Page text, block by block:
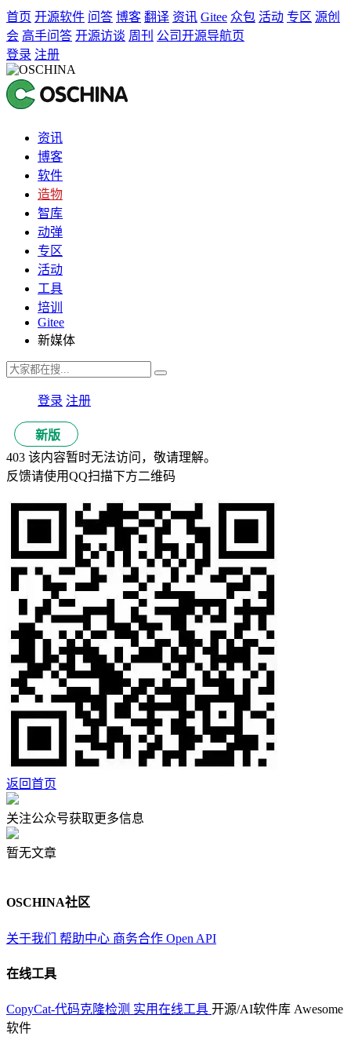
首页 开源软件 问答 博客 翻译 资讯 Gitee 众包 活动 专区 源创
会 高手问答 开源访谈 周刊 公司开源导航页
登录 注册
资讯
博客
软件
造物
智库
动弹
专区
活动
工具
培训
Gitee
新媒体
登录 注册
新版
403 该内容暂时无法访问，敬请理解。
反馈请使用QQ扫描下方二维码
返回首页
关注公众号获取更多信息
暂无文章
OSCHINA社区
关于我们 帮助中心 商务合作 Open API
在线工具
CopyCat-代码克隆检测 实用在线工具 开源/AI软件库 Awesome
软件